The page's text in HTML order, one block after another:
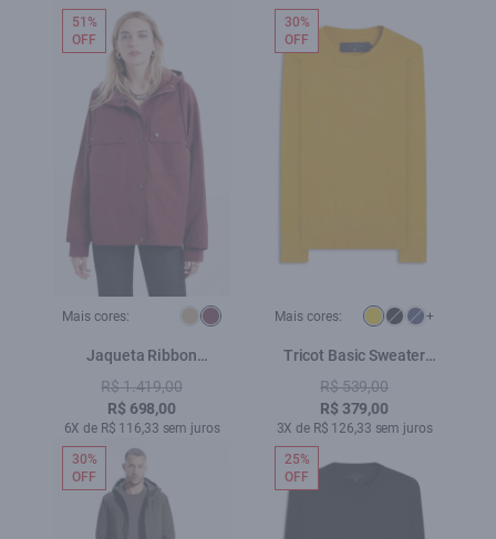
Mais cores:
Jaqueta Ribbon
Windreaker Bordeaux
R$ 1.419,00
R$ 698,00
6X de R$ 116,33 sem juros
51%
OFF
Mais cores: +
Tricot Basic Sweater
Mostarda
R$ 539,00
R$ 379,00
3X de R$ 126,33 sem juros
30%
OFF
30%
OFF
25%
OFF